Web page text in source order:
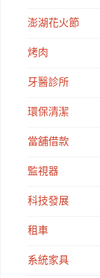
澎湖花火節
烤肉
牙醫診所
環保清潔
當舖借款
監視器
科技發展
租車
系統家具